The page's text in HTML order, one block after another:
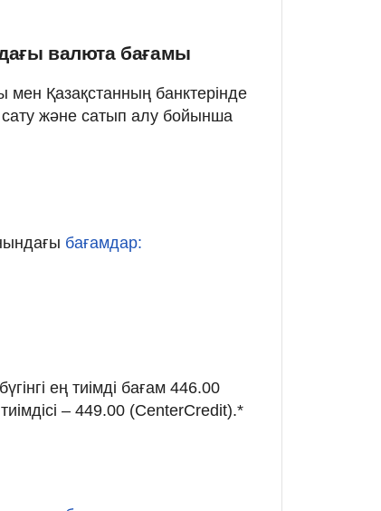
валюта бағамы
Қазақстанның банктерінде
және сатып алу бойынша
бағамдар:
ең тиімді бағам 446.00
– 449.00 (CenterCredit).*